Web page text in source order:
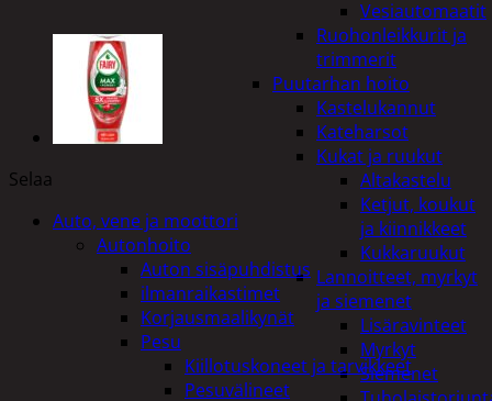
Vesiautomaatit
Ruohonleikkurit ja
trimmerit
Puutarhan hoito
Kastelukannut
Kateharsot
Kukat ja ruukut
Altakastelu
Ketjut, koukut
ja kiinnikkeet
Kukkaruukut
Lannoitteet, myrkyt
ja siemenet
Lisäravinteet
Myrkyt
Siemenet
Selaa
Auto, vene ja moottori
Autonhoito
Auton sisäpuhdistus
ilmanraikastimet
Korjausmaalikynät
Pesu
Kiillotuskoneet ja tarvikkeet
Pesuvälineet